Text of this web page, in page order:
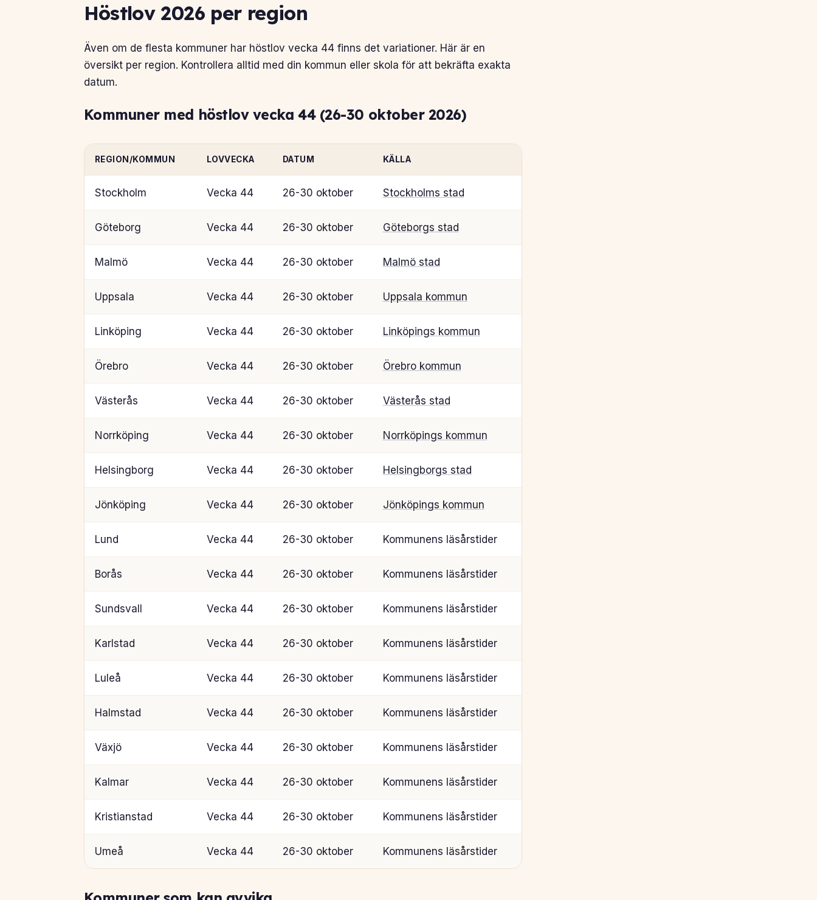
Höstlov 2026 per region
Även om de flesta kommuner har höstlov vecka 44 finns det variationer. Här är en
översikt per region. Kontrollera alltid med din kommun eller skola för att bekräfta exakta
datum.
Kommuner med höstlov vecka 44 (26-30 oktober 2026)
REGION/KOMMUN LOVVECKA DATUM KÄLLA
Stockholm Vecka 44 26-30 oktober Stockholms stad
Göteborg Vecka 44 26-30 oktober Göteborgs stad
Malmö Vecka 44 26-30 oktober Malmö stad
Uppsala Vecka 44 26-30 oktober Uppsala kommun
Linköping Vecka 44 26-30 oktober Linköpings kommun
Örebro Vecka 44 26-30 oktober Örebro kommun
Västerås Vecka 44 26-30 oktober Västerås stad
Norrköping Vecka 44 26-30 oktober Norrköpings kommun
Helsingborg Vecka 44 26-30 oktober Helsingborgs stad
Jönköping Vecka 44 26-30 oktober Jönköpings kommun
Lund Vecka 44 26-30 oktober Kommunens läsårstider
Borås Vecka 44 26-30 oktober Kommunens läsårstider
Sundsvall Vecka 44 26-30 oktober Kommunens läsårstider
Karlstad Vecka 44 26-30 oktober Kommunens läsårstider
Luleå Vecka 44 26-30 oktober Kommunens läsårstider
Halmstad Vecka 44 26-30 oktober Kommunens läsårstider
Växjö Vecka 44 26-30 oktober Kommunens läsårstider
Kalmar Vecka 44 26-30 oktober Kommunens läsårstider
Kristianstad Vecka 44 26-30 oktober Kommunens läsårstider
Umeå Vecka 44 26-30 oktober Kommunens läsårstider